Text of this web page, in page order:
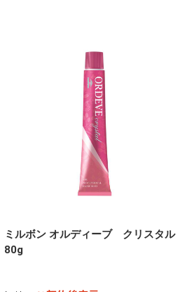
ミルボン オルディーブ クリスタル
80g